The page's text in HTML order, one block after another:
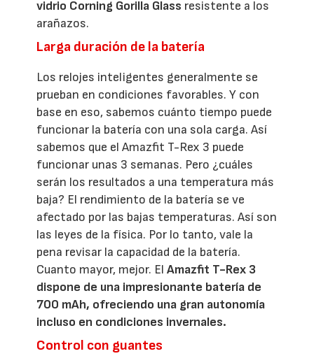
vidrio Corning Gorilla Glass resistente a los
arañazos.
Larga duración de la batería
Los relojes inteligentes generalmente se
prueban en condiciones favorables. Y con
base en eso, sabemos cuánto tiempo puede
funcionar la batería con una sola carga. Así
sabemos que el Amazfit T-Rex 3 puede
funcionar unas 3 semanas. Pero ¿cuáles
serán los resultados a una temperatura más
baja? El rendimiento de la batería se ve
afectado por las bajas temperaturas. Así son
las leyes de la física. Por lo tanto, vale la
pena revisar la capacidad de la batería.
Cuanto mayor, mejor. ElAmazfit T-Rex 3
dispone de una impresionante batería de
700 mAh, ofreciendo una gran autonomía
incluso en condiciones invernales.
Control con guantes